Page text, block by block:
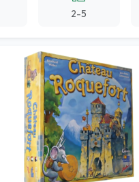
2-5